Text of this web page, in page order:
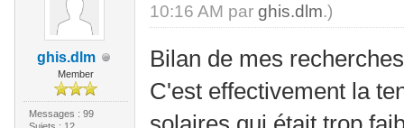
ghis.dlm
Member
Messages : 99
10:16 AM par ghis.dlm.)
Bilan de mes
C'est effectivement la